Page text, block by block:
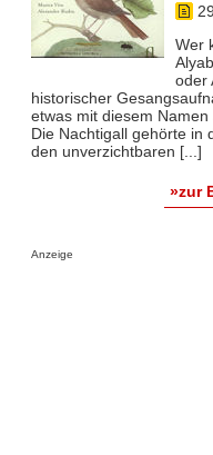
Wer
oder
historischer
etwas mit diesem
Die Nachtigall gehörte in
den unverzichtbaren [...]
»zur
Anzeige